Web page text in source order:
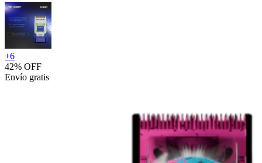
+6
42% OFF
Envío gratis